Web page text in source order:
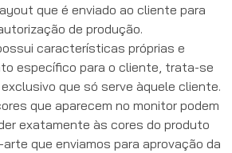
que é enviado ao cliente para
de produção.
características próprias e
específico para o cliente, trata-se
que só serve àquele cliente.
que aparecem no monitor podem
exatamente às cores do produto
arte que enviamos para aprovação da